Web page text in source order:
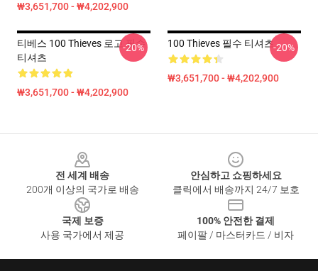
₩3,651,700 - ₩4,202,900
티베스 100 Thieves 로고 필수
티셔츠
₩3,651,700 - ₩4,202,900
-20% 100 Thieves 필수 티셔츠
₩3,651,700 - ₩4,202,900
-20%
전 세계 배송
200개 이상의 국가로 배송
안심하고 쇼핑하세요
클릭에서 배송까지 24/7 보호
국제 보증
사용 국가에서 제공
100% 안전한 결제
페이팔 / 마스터카드 / 비자